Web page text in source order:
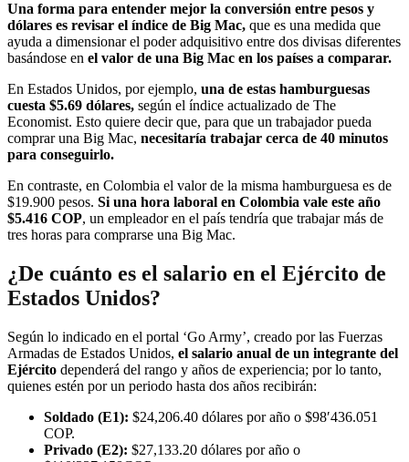
Una forma para entender mejor la conversión entre pesos y
dólares es revisar el índice de Big Mac, que es una medida que
ayuda a dimensionar el poder adquisitivo entre dos divisas diferentes
basándose en el valor de una Big Mac en los países a comparar.
En Estados Unidos, por ejemplo, una de estas hamburguesas
cuesta $5.69 dólares, según el índice actualizado de The
Economist. Esto quiere decir que, para que un trabajador pueda
comprar una Big Mac, necesitaría trabajar cerca de 40 minutos
para conseguirlo.
En contraste, en Colombia el valor de la misma hamburguesa es de
$19.900 pesos. Si una hora laboral en Colombia vale este año
$5.416 COP, un empleador en el país tendría que trabajar más de
tres horas para comprarse una Big Mac.
¿De cuánto es el salario en el Ejército de
Estados Unidos?
Según lo indicado en el portal ‘Go Army’, creado por las Fuerzas
Armadas de Estados Unidos, el salario anual de un integrante del
Ejército dependerá del rango y años de experiencia; por lo tanto,
quienes estén por un periodo hasta dos años recibirán:
Soldado (E1): $24,206.40 dólares por año o $98′436.051
COP.
Privado (E2): $27,133.20 dólares por año o